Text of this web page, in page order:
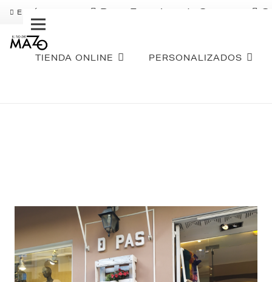
ENVÍO GRATIS Pago Fraccionado Sequra
TIENDA ONLINE PERSONALIZADOS